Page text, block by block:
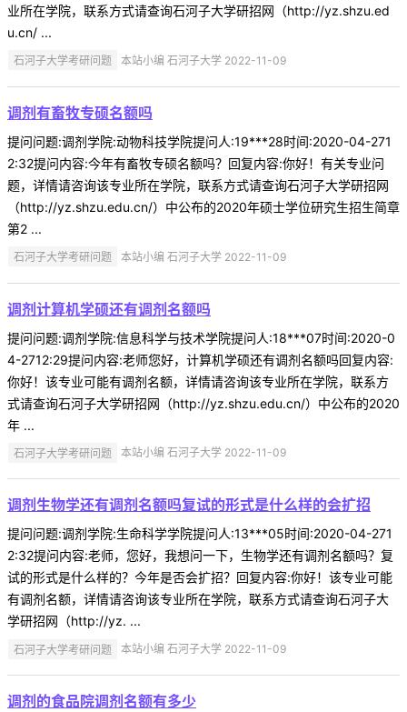
业所在学院，联系方式请查询石河子大学研招网（http://yz.shzu.ed
u.cn/ ...
石河子大学考研问题 本站小编 石河子大学 2022-11-09
调剂有畜牧专硕名额吗
提问问题:调剂学院:动物科技学院提问人:19***28时间:2020-04-271
2:32提问内容:今年有畜牧专硕名额吗？回复内容:你好！有关专业问
题，详情请咨询该专业所在学院，联系方式请查询石河子大学研招网
（http://yz.shzu.edu.cn/）中公布的2020年硕士学位研究生招生简章
第2 ...
石河子大学考研问题 本站小编 石河子大学 2022-11-09
调剂计算机学硕还有调剂名额吗
提问问题:调剂学院:信息科学与技术学院提问人:18***07时间:2020-0
4-2712:29提问内容:老师您好，计算机学硕还有调剂名额吗回复内容:
你好！该专业可能有调剂名额，详情请咨询该专业所在学院，联系方
式请查询石河子大学研招网（http://yz.shzu.edu.cn/）中公布的2020
年 ...
石河子大学考研问题 本站小编 石河子大学 2022-11-09
调剂生物学还有调剂名额吗复试的形式是什么样的会扩招
提问问题:调剂学院:生命科学学院提问人:13***05时间:2020-04-271
2:32提问内容:老师，您好，我想问一下，生物学还有调剂名额吗？复
试的形式是什么样的？今年是否会扩招？回复内容:你好！该专业可能
有调剂名额，详情请咨询该专业所在学院，联系方式请查询石河子大
学研招网（http://yz. ...
石河子大学考研问题 本站小编 石河子大学 2022-11-09
调剂的食品院调剂名额有多少